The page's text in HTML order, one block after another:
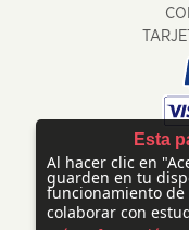
Esta
Al hacer clic en
guarden en tu
funcionamiento de
colaborar con